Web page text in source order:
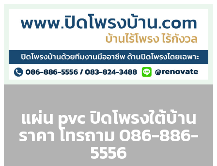
แผ่น pvc ปิดโพรงใต้บ้าน
ราคา โทรถาม 086-886-
5556